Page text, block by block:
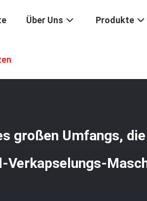
Über Uns Produkte
großen Umfangs, die
Verkapselungs-